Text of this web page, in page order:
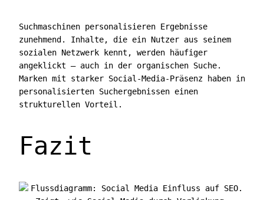
Suchmaschinen personalisieren Ergebnisse
zunehmend. Inhalte, die ein Nutzer aus seinem
sozialen Netzwerk kennt, werden häufiger
angeklickt — auch in der organischen Suche.
Marken mit starker Social-Media-Präsenz haben in
personalisierten Suchergebnissen einen
strukturellen Vorteil.
Fazit